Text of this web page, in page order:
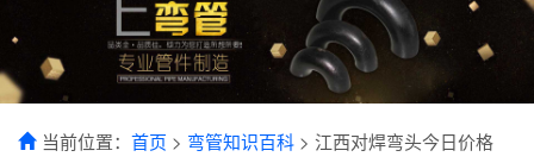
当前位置： 首页 > 弯管知识百科 > 江西对焊弯头今日价格